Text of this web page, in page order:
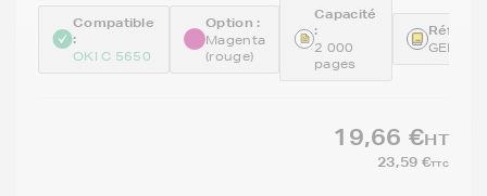
Compatible
:
OKI C 5650
Option :
Magenta
(rouge)
Capacité
:
2 000
pages
19,66 €HT
23,59 €TTC